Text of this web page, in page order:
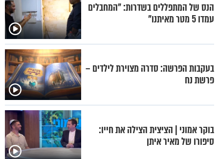
הנס של המתפללים בשדרות: "המחבלים
עמדו 5 מטר מאיתנו"
בעקבות הפרשה: סדרה מצוירת לילדים –
פרשת נח
בוקר אמוני | הציצית הצילה את חייו:
סיפורו של מאיר איתן